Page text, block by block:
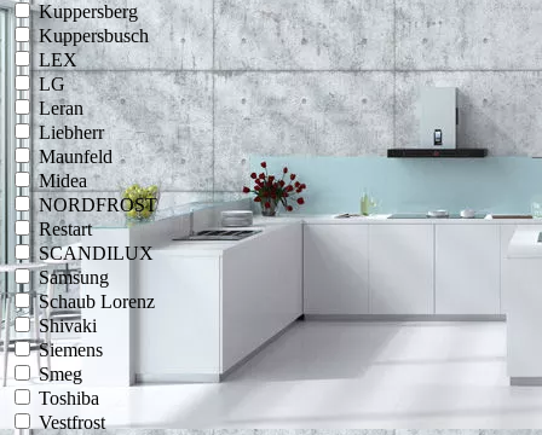
Kuppersberg
Kuppersbusch
LEX
LG
Leran
Liebherr
Maunfeld
Midea
NORDFROST
Restart
SCANDILUX
Samsung
Schaub Lorenz
Shivaki
Siemens
Smeg
Toshiba
Vestfrost